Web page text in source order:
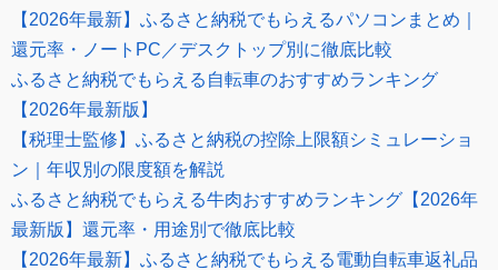
【2026年最新】ふるさと納税でもらえるパソコンまとめ｜
還元率・ノートPC／デスクトップ別に徹底比較
ふるさと納税でもらえる自転車のおすすめランキング
【2026年最新版】
【税理士監修】ふるさと納税の控除上限額シミュレーショ
ン｜年収別の限度額を解説
ふるさと納税でもらえる牛肉おすすめランキング【2026年
最新版】還元率・用途別で徹底比較
【2026年最新】ふるさと納税でもらえる電動自転車返礼品